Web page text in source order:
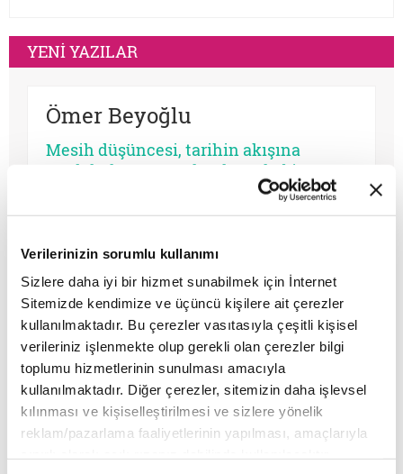
Verilerinizin sorumlu kullanımı
Sizlere daha iyi bir hizmet sunabilmek için İnternet
Sitemizde kendimize ve üçüncü kişilere ait çerezler
kullanılmaktadır. Bu çerezler vasıtasıyla çeşitli kişisel
verileriniz işlenmekte olup gerekli olan çerezler bilgi
toplumu hizmetlerinin sunulması amacıyla
kullanılmaktadır. Diğer çerezler, sitemizin daha işlevsel
kılınması ve kişiselleştirilmesi ve sizlere yönelik
reklam/pazarlama faaliyetlerinin yapılması, amaçlarıyla
YENİ YAZILAR
Ömer Beyoğlu
Mesih düşüncesi, tarihin akışına
müdahale arzusu olarak güçlü bir
teopolitik enerji barındırsa da bu
enerjinin bir bekleme sosyolojisine
tehlikeli bir apokaliptizmi tetikler.
Dünyayı bir bekleme odasına çeviren
her tasavvur, şimdiyi ve insan iradesini
değersizleştirir.
Mustafa B. Bozkurt
Osmanlı makamları 1500’lerin başından
1700’lere kadar muhtelif kıyametçi
hareketlerle karşılaşmış, bunları her
zamanki pragmatik tavrı ile çözmeyi
başarmıştır. Bu devrin, özellikle 1590 ve
sonrasının bir siyasi kriz devri olması
tesadüf değildir. Siyasi krizler kıyametçi
beklentileri tetiklemektedir.
Murat Zelan
Latin Amerika, klasik anlamda bir
“mehdi” coğrafyası değil. Ama